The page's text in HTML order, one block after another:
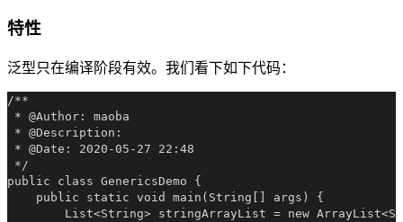
特性
泛型只在编译阶段有效。我们看下如下代码：
/**
* @Author: maoba
* @Description:
* @Date: 2020-05-27 22:48
*/
public class GenericsDemo {
    public static void main(String[] args) {
List<String> stringArrayList = new